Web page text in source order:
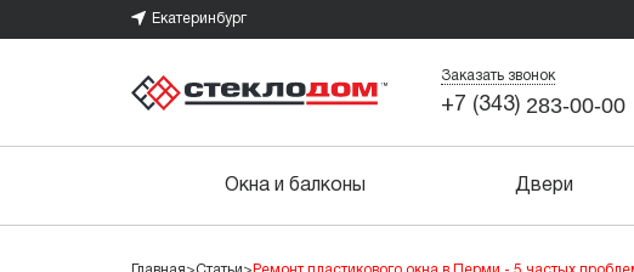
Екатеринбург
Заказать звонок
+7 (343) 283-00-00
Окна и балконы Двери